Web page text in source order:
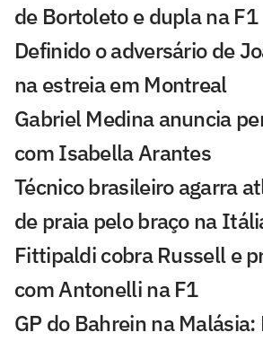
de Bortoleto e dupla na F1
Definido o adversário de
na estreia em Montreal
Gabriel Medina anuncia
com Isabella Arantes
Técnico brasileiro agarra
de praia pelo braço na
Fittipaldi cobra Russell e
com Antonelli na F1
GP do Bahrein na